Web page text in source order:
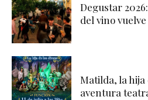
Degustar
del vino vuelve
Matilda, la hija
aventura